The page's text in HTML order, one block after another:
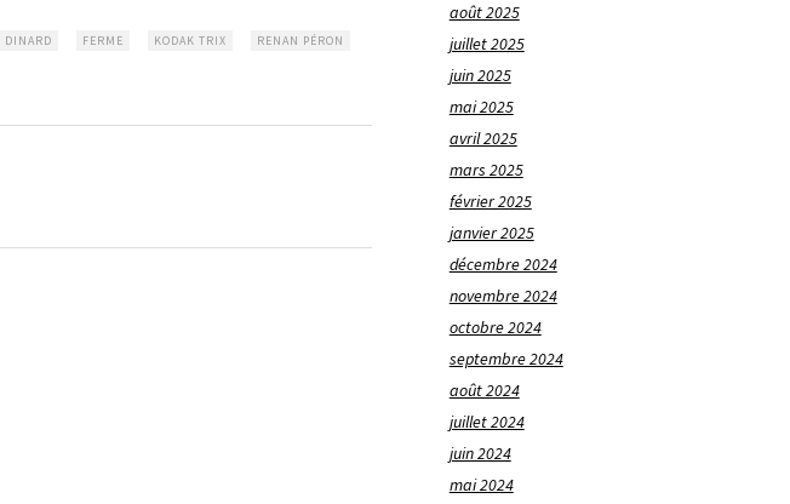
DINARD FERME KODAK TRIX RENAN PÉRON
août 2025
juillet 2025
juin 2025
mai 2025
avril 2025
mars 2025
février 2025
janvier 2025
décembre 2024
novembre 2024
octobre 2024
septembre 2024
août 2024
juillet 2024
juin 2024
mai 2024